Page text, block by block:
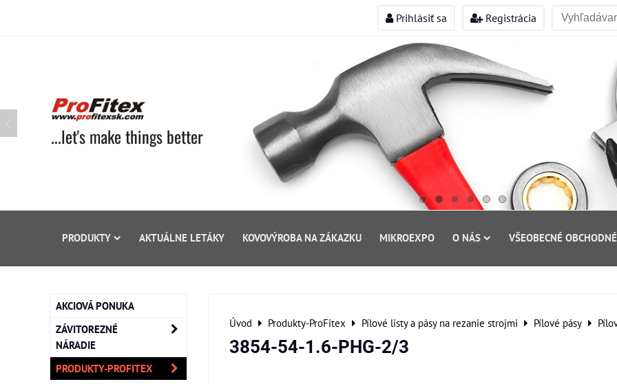
Prihlásiť sa Registrácia
...let's make things better
PRODUKTY AKTUÁLNE LETÁKY KOVOVÝROBA NA ZÁKAZKU MIKROEXPO O NÁS VŠEOBECNÉ
Úvod Produkty-ProFitex Pílové listy a pásy na rezanie strojmi Pílové pásy
3854-54-1.6-PHG-2/3
AKCIOVÁ PONUKA
ZÁVITOREZNÉ
NÁRADIE
PRODUKTY-PROFITEX